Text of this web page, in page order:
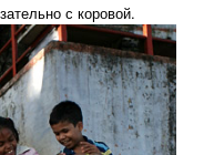
с коровой.